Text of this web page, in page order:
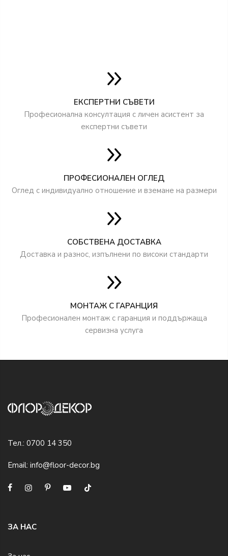
ЕКСПЕРТНИ СЪВЕТИ
Професионална консултация с личен асистент за
експертни съвети
ПРОФЕСИОНАЛЕН ОГЛЕД
Оглед с индивидуално отношение и вземане на размери
СОБСТВЕНА ДОСТАВКА
Доставка и разнос, изпълнени по високи стандарти
МОНТАЖ С ГАРАНЦИЯ
Професионален монтаж с гаранция и поддържаща
сервизна услуга
Тел.: 0700 14 350
Email: info@floor-decor.bg
ЗА НАС